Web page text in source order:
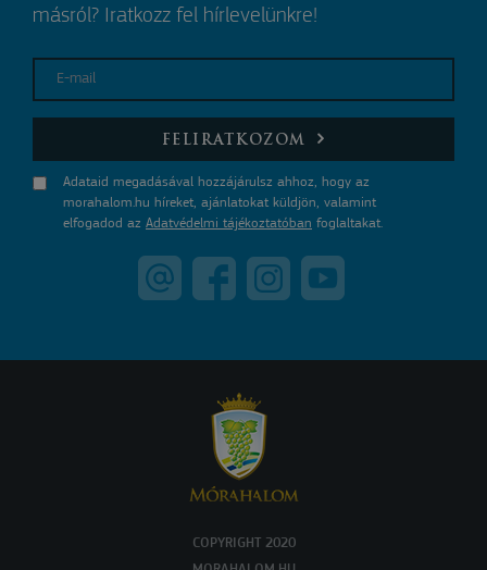
másról? Iratkozz fel hírlevelünkre!
E-mail
FELIRATKOZOM
Adataid megadásával hozzájárulsz ahhoz, hogy az
morahalom.hu híreket, ajánlatokat küldjön, valamint
elfogadod az Adatvédelmi tájékoztatóban foglaltakat.
COPYRIGHT 2020